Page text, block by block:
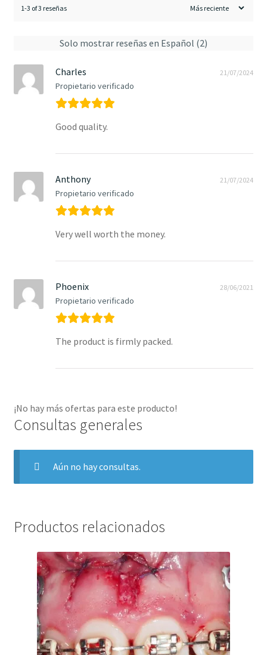
1-3 of 3 reseñas
Solo mostrar reseñas en Español (2)
Charles
Propietario verificado
21/07/2024
Good quality.
Anthony
Propietario verificado
21/07/2024
Very well worth the money.
Phoenix
Propietario verificado
28/06/2021
The product is firmly packed.
¡No hay más ofertas para este producto!
Consultas generales
Aún no hay consultas.
Productos relacionados